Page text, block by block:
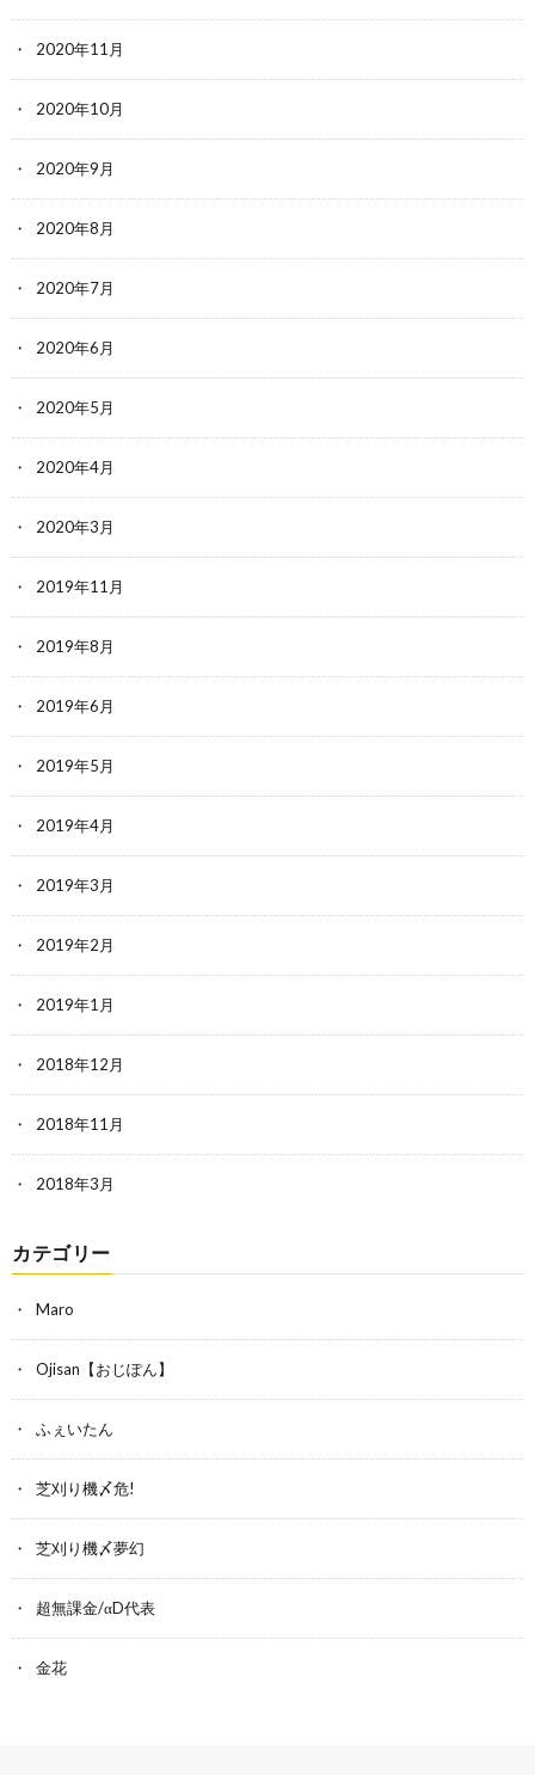
2020年11月
2020年10月
2020年9月
2020年8月
2020年7月
2020年6月
2020年5月
2020年4月
2020年3月
2019年11月
2019年8月
2019年6月
2019年5月
2019年4月
2019年3月
2019年2月
2019年1月
2018年12月
2018年11月
2018年3月
カテゴリー
Maro
Ojisan【おじぽん】
ふぇいたん
芝刈り機〆危!
芝刈り機〆夢幻
超無課金/αD代表
金花